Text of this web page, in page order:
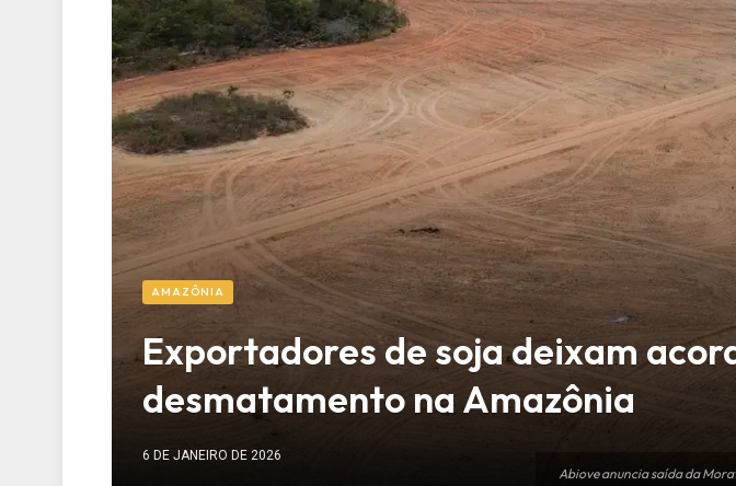
Abiove anuncia saída da
AMAZÔNIA
Exportadores de soja deixam
desmatamento na Amazônia
6 DE JANEIRO DE 2026